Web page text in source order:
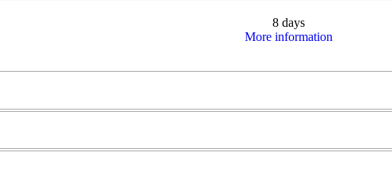
8 days
More information